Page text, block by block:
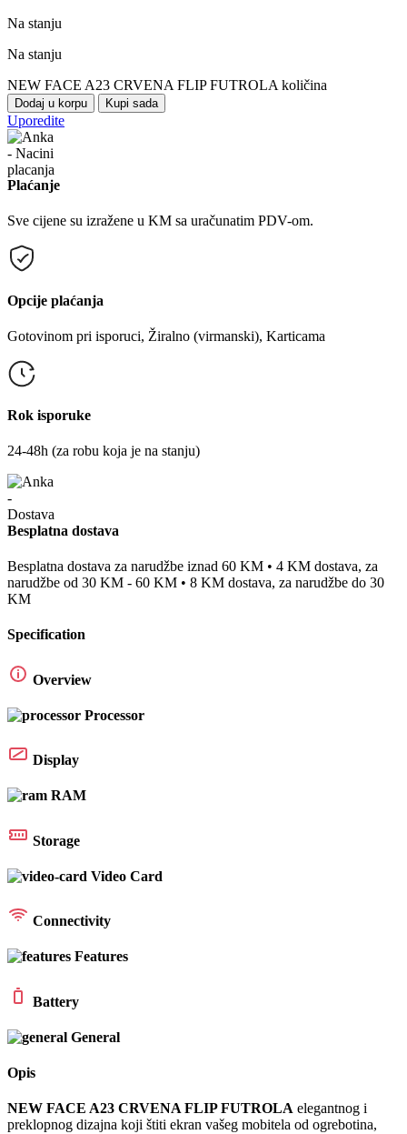
Na stanju
Na stanju
NEW FACE A23 CRVENA FLIP FUTROLA količina
Dodaj u korpu Kupi sada
Uporedite
Plaćanje
Sve cijene su izražene u KM sa uračunatim PDV-om.
Opcije plaćanja
Gotovinom pri isporuci, Žiralno (virmanski), Karticama
Rok isporuke
24-48h (za robu koja je na stanju)
Besplatna dostava
Besplatna dostava za narudžbe iznad 60 KM • 4 KM dostava, za
narudžbe od 30 KM - 60 KM • 8 KM dostava, za narudžbe do 30
KM
Specification
Overview
Processor
Display
RAM
Storage
Video Card
Connectivity
Features
Battery
General
Opis
NEW FACE A23 CRVENA FLIP FUTROLA elegantnog i
preklopnog dizajna koji štiti ekran vašeg mobitela od ogrebotina,